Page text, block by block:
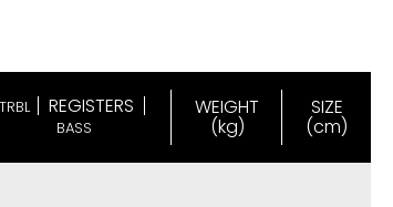
TRBL REGISTERS
BASS
WEIGHT
(kg)
SIZE
(cm)